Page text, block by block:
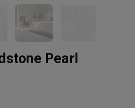
Pearl